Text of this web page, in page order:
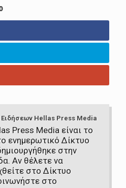
Hellas Press Media
Press Media είναι το
ενημερωτικό Δίκτυο
στην
Αν θέλετε να
στο Δίκτυο
στο